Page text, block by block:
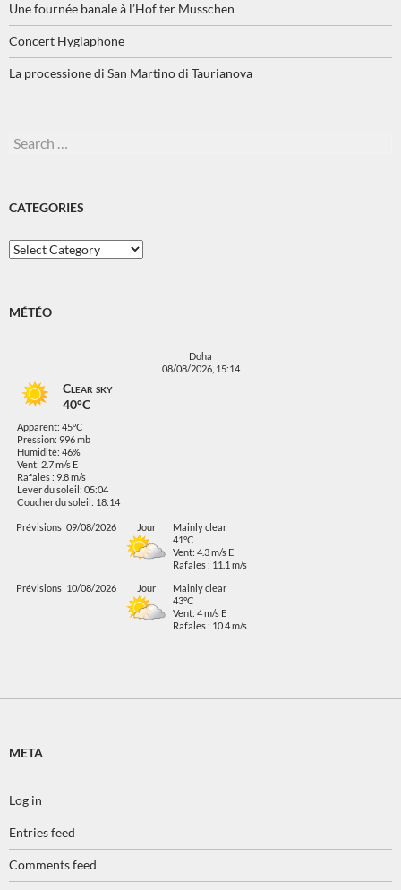
Une fournée banale à l’Hof ter Musschen
Concert Hygiaphone
La processione di San Martino di Taurianova
Search
CATEGORIES
Categories
MÉTÉO
Doha
08/08/2026, 15:14
Clear sky
40°C
Apparent: 45°C
Pression: 996 mb
Humidité: 46%
Vent: 2.7 m/s E
Rafales : 9.8 m/s
Lever du soleil: 05:04
Coucher du soleil: 18:14
Prévisions 09/08/2026 Jour
Mainly clear
41°C
Vent: 4.3 m/s E
Rafales : 11.1 m/s
Prévisions 10/08/2026 Jour
Mainly clear
43°C
Vent: 4 m/s E
Rafales : 10.4 m/s
META
Log in
Entries feed
Comments feed